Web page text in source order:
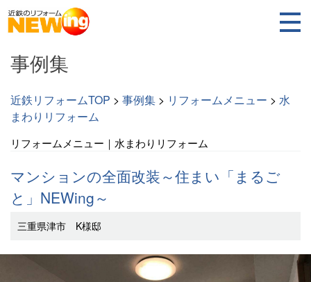
事例集
近鉄リフォームTOP > 事例集 > リフォームメニュー > 水
まわりリフォーム
リフォームメニュー｜水まわりリフォーム
マンションの全面改装～住まい「まるご
と」NEWing～
三重県津市 K様邸